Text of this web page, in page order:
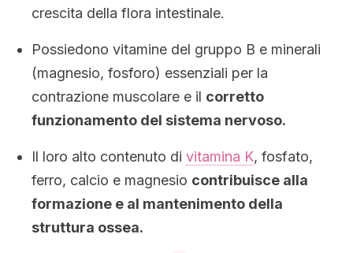
crescita della flora intestinale.
Possiedono vitamine del gruppo B e minerali
(magnesio, fosforo) essenziali per la
contrazione muscolare e il corretto
funzionamento del sistema nervoso.
Il loro alto contenuto di vitamina K, fosfato,
ferro, calcio e magnesio contribuisce alla
formazione e al mantenimento della
struttura ossea.